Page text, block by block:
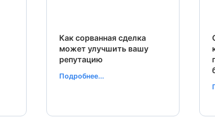
Как сорванная сделка
может улучшить вашу
репутацию
Подробнее...